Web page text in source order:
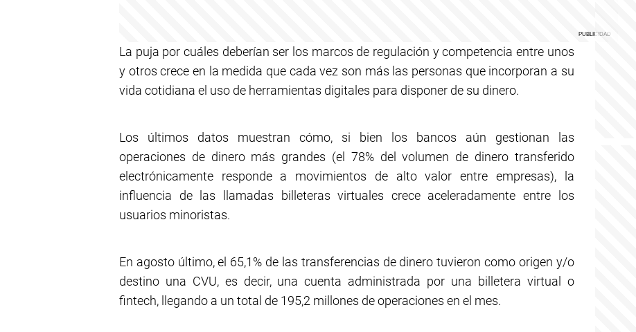
La puja por cuáles deberían ser los marcos de regulación y competencia entre unos
y otros crece en la medida que cada vez son más las personas que incorporan a su
vida cotidiana el uso de herramientas digitales para disponer de su dinero.
Los últimos datos muestran cómo, si bien los bancos aún gestionan las
operaciones de dinero más grandes (el 78% del volumen de dinero transferido
electrónicamente responde a movimientos de alto valor entre empresas), la
influencia de las llamadas billeteras virtuales crece aceleradamente entre los
usuarios minoristas.
En agosto último, el 65,1% de las transferencias de dinero tuvieron como origen y/o
destino una CVU, es decir, una cuenta administrada por una billetera virtual o
fintech, llegando a un total de 195,2 millones de operaciones en el mes.